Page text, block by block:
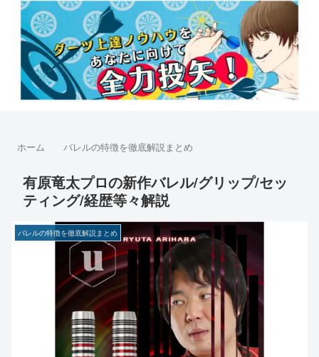
ホーム バレルの特徴を徹底解説まとめ
有原竜太プロの新作バレル/グリップ/セッ
ティング/経歴等々解説
バレルの特徴を徹底解説まとめ